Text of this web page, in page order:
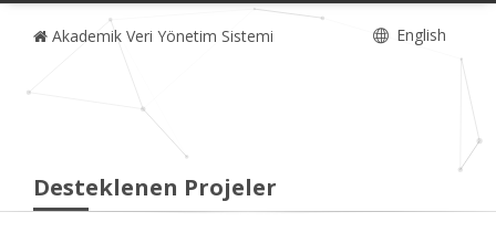
Akademik Veri Yönetim Sistemi English
Desteklenen Projeler